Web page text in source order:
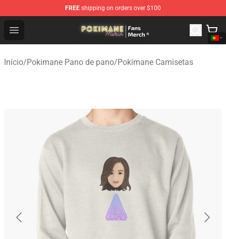
FREE shipping on orders over $100
Open menu
Pokimane Store - Official Pokimane Merchandise Shop
Início/Pokimane Pano de pano/Pokimane Camisetas